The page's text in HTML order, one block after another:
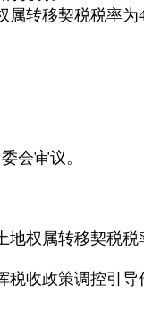
转移契税税率为4
会审议。
权属转移契税税
收政策调控引